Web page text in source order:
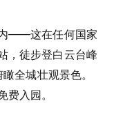
——这在任何国家
，徒步登白云台峰
全城壮观景色。
入园。